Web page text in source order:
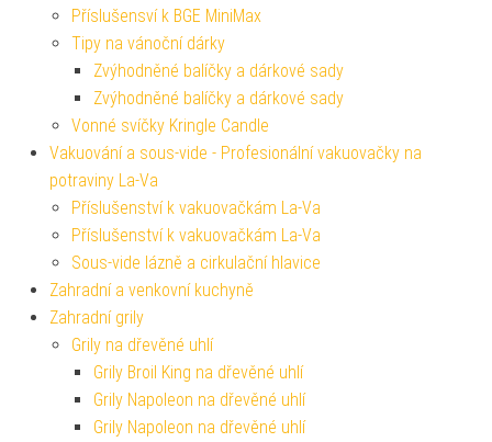
Příslušensví k BGE MiniMax
Tipy na vánoční dárky
Zvýhodněné balíčky a dárkové sady
Zvýhodněné balíčky a dárkové sady
Vonné svíčky Kringle Candle
Vakuování a sous-vide - Profesionální vakuovačky na
potraviny La-Va
Příslušenství k vakuovačkám La-Va
Příslušenství k vakuovačkám La-Va
Sous-vide lázně a cirkulační hlavice
Zahradní a venkovní kuchyně
Zahradní grily
Grily na dřevěné uhlí
Grily Broil King na dřevěné uhlí
Grily Napoleon na dřevěné uhlí
Grily Napoleon na dřevěné uhlí